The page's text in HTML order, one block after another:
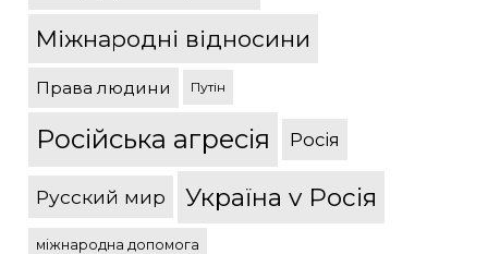
Міжнародні відносини
Права людини Путін
Російська агресія Росія
Русский мир Україна v Росія
міжнародна допомога